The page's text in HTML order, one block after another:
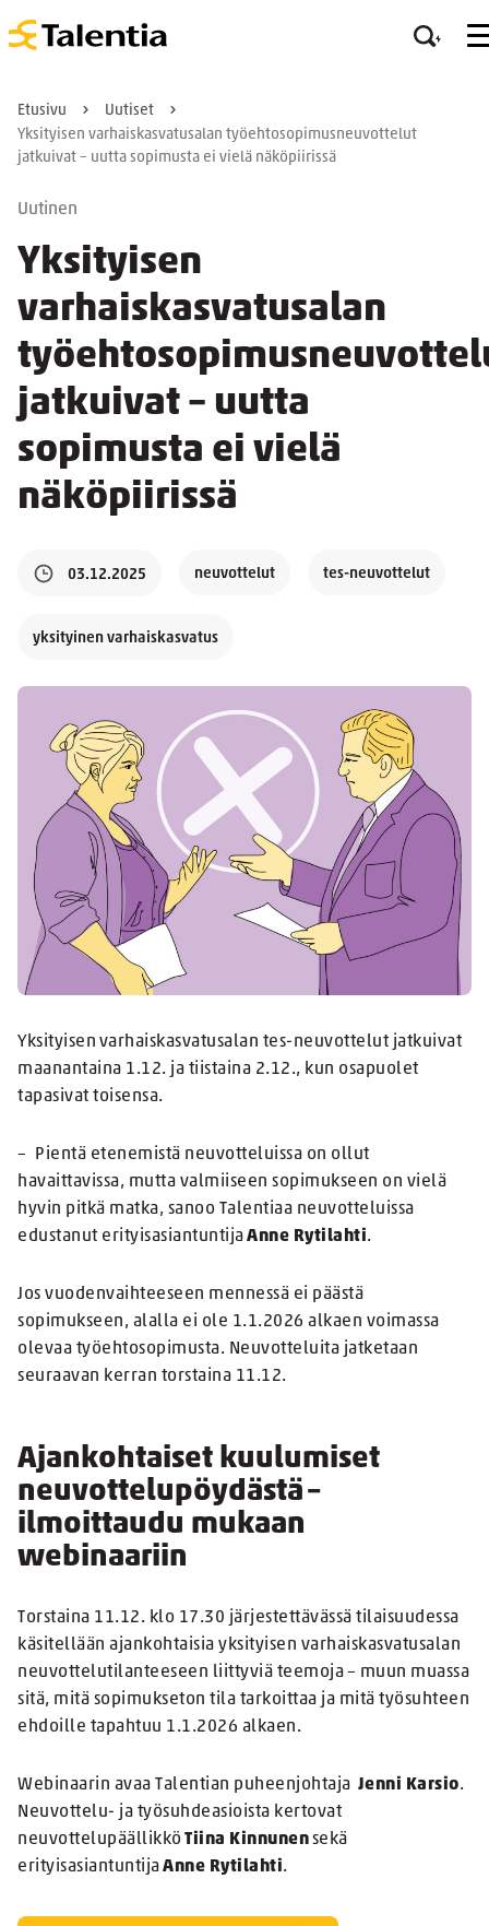
Etusivu
Uutiset
Yksityisen varhaiskasvatusalan työehtosopimusneuvottelut
jatkuivat – uutta sopimusta ei vielä näköpiirissä
Uutinen
Yksityisen
varhaiskasvatusalan
jatkuivat – uutta
sopimusta ei vielä
näköpiirissä
03.12.2025 neuvottelut tes-neuvottelut
yksityinen varhaiskasvatus
Yksityisen varhaiskasvatusalan tes-neuvottelut jatkuivat
maanantaina 1.12. ja tiistaina 2.12., kun osapuolet
tapasivat toisensa.
– Pientä etenemistä neuvotteluissa on ollut
havaittavissa, mutta valmiiseen sopimukseen on vielä
hyvin pitkä matka, sanoo Talentiaa neuvotteluissa
edustanut erityisasiantuntijaAnne Rytilahti.
Jos vuodenvaihteeseen mennessä ei päästä
sopimukseen, alalla ei ole 1.1.2026 alkaen voimassa
olevaa työehtosopimusta. Neuvotteluita jatketaan
seuraavan kerran torstaina 11.12.
Ajankohtaiset kuulumiset
neuvottelupöydästä –
ilmoittaudu mukaan
webinaariin
Torstaina 11.12. klo 17.30 järjestettävässä tilaisuudessa
käsitellään ajankohtaisia yksityisen varhaiskasvatusalan
neuvottelutilanteeseen liittyviä teemoja – muun muassa
sitä, mitä sopimukseton tila tarkoittaa ja mitä työsuhteen
ehdoille tapahtuu 1.1.2026 alkaen.
Webinaarin avaa Talentian puheenjohtaja Jenni Karsio.
Neuvottelu- ja työsuhdeasioista kertovat
neuvottelupäällikköTiina Kinnunensekä
erityisasiantuntijaAnne Rytilahti.